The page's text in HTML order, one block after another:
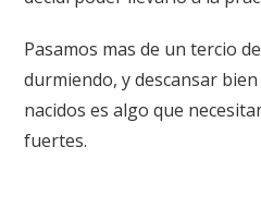
Pasamos mas de un tercio
durmiendo, y descansar
nacidos es algo que
fuertes.